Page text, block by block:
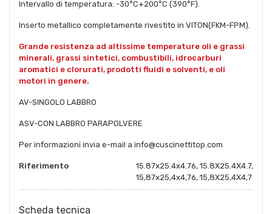
Intervallo di temperatura: -30°C+200°C (390°F).
Inserto metallico completamente rivestito in VITON(FKM-FPM).
Grande resistenza ad altissime temperature oli e grassi
minerali, grassi sintetici, combustibili, idrocarburi
aromatici e clorurati, prodotti fluidi e solventi, e oli
motori in genere.
AV-SINGOLO LABBRO
ASV-CON LABBRO PARAPOLVERE
Per informazioni invia e-mail a info@cuscinettitop.com
Riferimento
15.87x25.4x4.76, 15.8X25.4X4.7,
15,87x25,4x4,76, 15,8X25,4X4,7
Scheda tecnica